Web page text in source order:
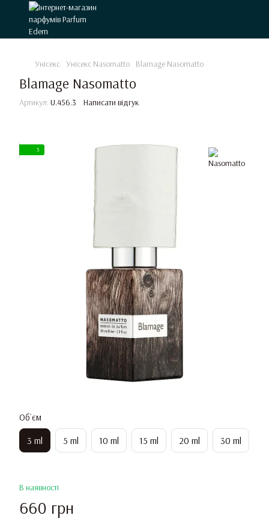
Унісекс Унісекс Nasomatto Blamage Nasomatto
Blamage Nasomatto
Артикул: U.456.3 Написати відгук
3
Об`єм
3 ml 5 ml 10 ml 15 ml 20 ml 30 ml
В наявності
660 грн